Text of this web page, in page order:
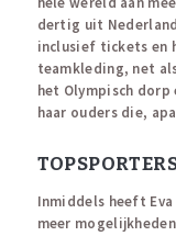
dertig uit
inclusief tickets en
teamkleding, net
het Olympisch dorp
haar ouders die,
Inmiddels heeft
meer